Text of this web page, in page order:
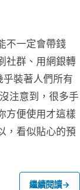
不一定會帶錢
社群、用網銀轉
乎裝著人們所有
注意到，很多手
方便使用才這樣
，看似貼心的預
繼續閱讀→